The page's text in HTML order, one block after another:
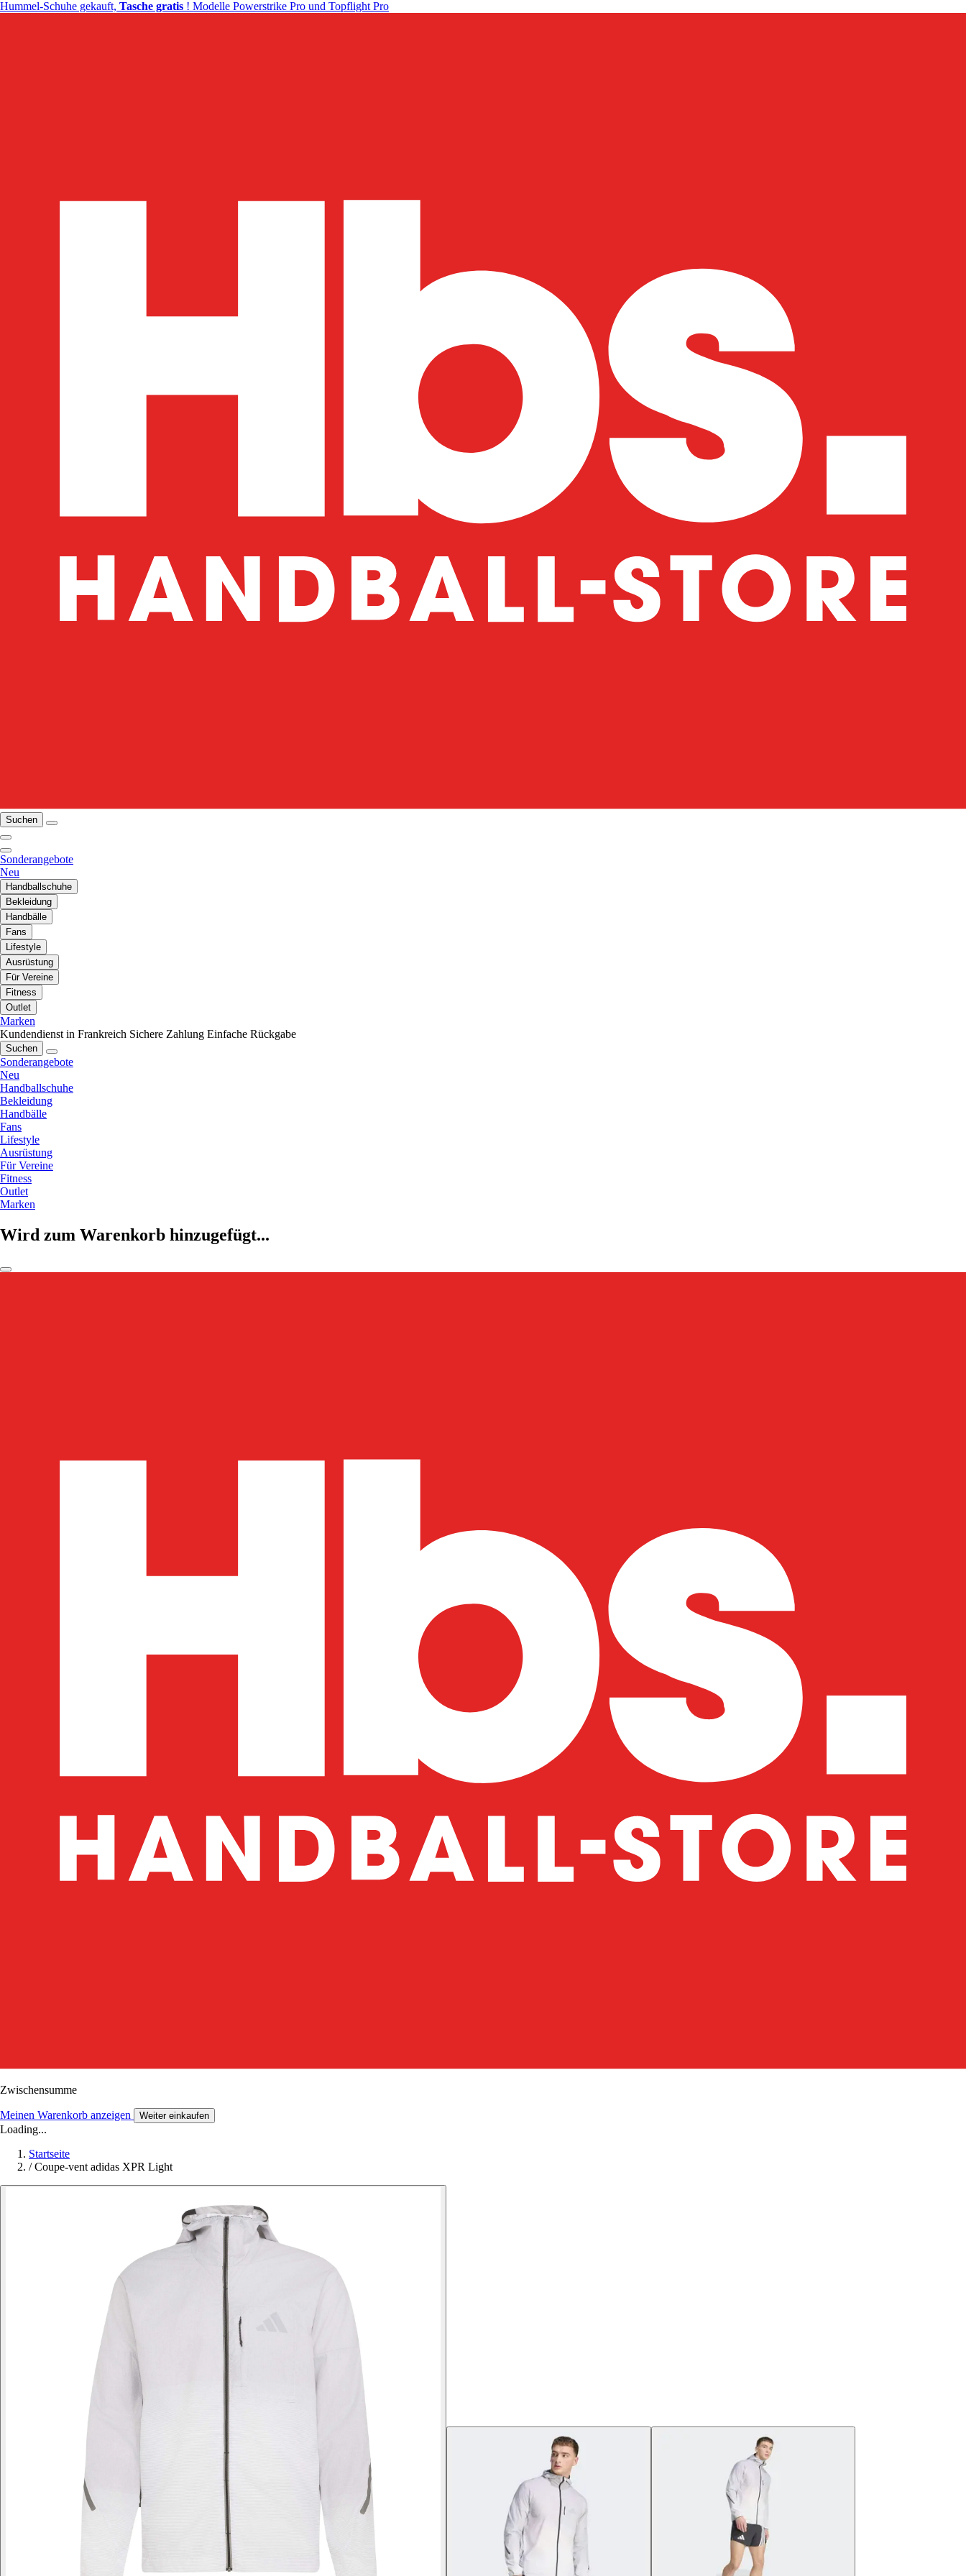
Hummel-Schuhe gekauft, Tasche gratis ! Modelle Powerstrike Pro und Topflight Pro
Suchen
Sonderangebote
Neu
Handballschuhe
Bekleidung
Handbälle
Fans
Lifestyle
Ausrüstung
Für Vereine
Fitness
Outlet
Marken
Kundendienst in Frankreich Sichere Zahlung Einfache Rückgabe
Suchen
Sonderangebote
Neu
Handballschuhe
Bekleidung
Handbälle
Fans
Lifestyle
Ausrüstung
Für Vereine
Fitness
Outlet
Marken
Wird zum Warenkorb hinzugefügt...
Zwischensumme
Meinen Warenkorb anzeigen Weiter einkaufen
Loading...
Startseite
/ Coupe-vent adidas XPR Light